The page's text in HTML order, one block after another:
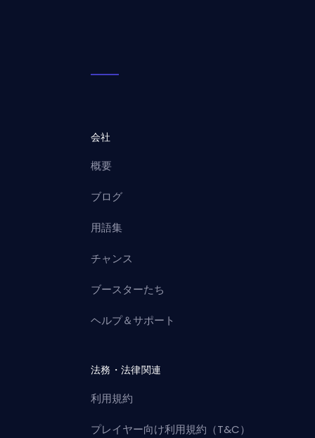
会社
概要
ブログ
用語集
チャンス
ブースターたち
ヘルプ＆サポート
法務・法律関連
利用規約
プレイヤー向け利用規約（T&C）